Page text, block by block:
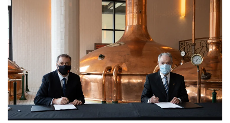
Màrqueting
En compartir
els teus
interessos i
comportament
mentre
navegues pel
nostre lloc
incrementes
la possibilitat
de mirar
només
anuncis,
ofertes i
contingut